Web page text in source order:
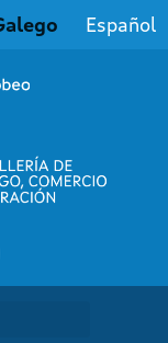
Español